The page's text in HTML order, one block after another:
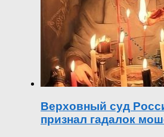
Верховный суд
признал гадалок